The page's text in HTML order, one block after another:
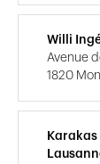
Willi
Avenue
1820
Karakas